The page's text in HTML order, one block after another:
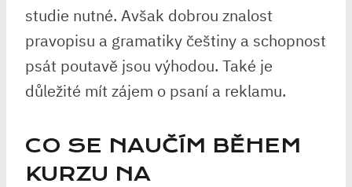
studie nutné. Avšak dobrou znalost
pravopisu a gramatiky češtiny a schopnost
psát poutavě jsou výhodou. Také je
důležité mít zájem o psaní a reklamu.
CO SE NAUČÍM BĚHEM
KURZU NA